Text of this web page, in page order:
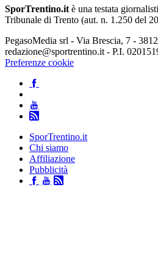
SporTrentino.it è una testata
Tribunale di Trento (aut. n. 1.250 del
PegasoMedia srl - Via Brescia, 7 -
redazione@sportrentino.it - P.I.
Preferenze cookie
SporTrentino.it
Chi siamo
Affiliazione
Pubblicità